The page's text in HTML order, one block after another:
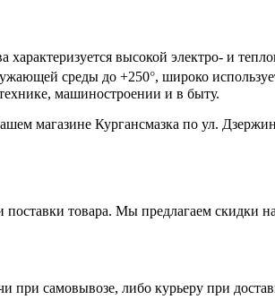
высокой электро- и
среды до +250°, широко
машиностроении и в быту.
магазине Кургансмазка по ул.
товара. Мы предлагаем скидки
при самовывозе, либо курьеру при